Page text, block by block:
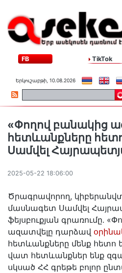
FB TikTok
Երկուշաբթի, 10.08.2026
«Փողով բանակից
հետևանքները հետո
Սամվել
2025-05-22 18:06:00
Ծրագրավորող,
մասնագետ Սամվել
ֆեյսբուքյան գրառումը․
ազատվելը դարձավ
հետևանքները մենք հետո
վատ հետևանքներ ենք
սկսած ՀՀ գրեթե բոլոր